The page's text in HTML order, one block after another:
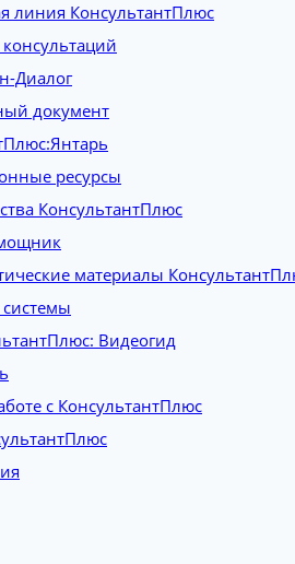
линия КонсультантПлюс
Диалог
документ
ресурсы
КонсультантПлюс
материалы
системы
Видеогид
с КонсультантПлюс